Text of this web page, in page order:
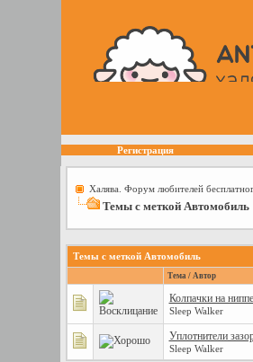
Регистрация
Халява. Форум любителей
Темы с меткой Автомобиль
Темы с меткой Автомобиль
Тема / Автор
Колпачки на
Sleep Walker
Уплотнители
Sleep Walker